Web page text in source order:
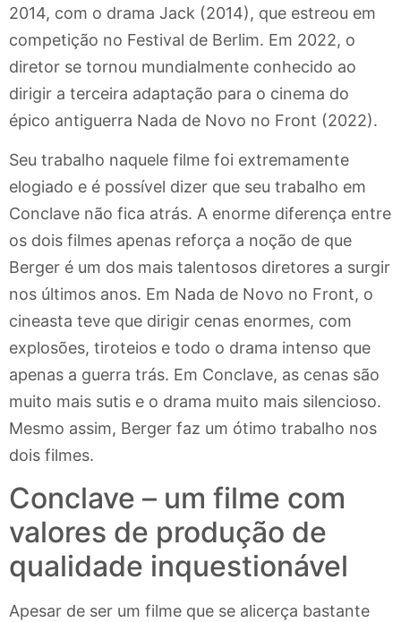
2014, com o drama Jack (2014), que estreou em
competição no Festival de Berlim. Em 2022, o
diretor se tornou mundialmente conhecido ao
dirigir a terceira adaptação para o cinema do
épico antiguerra Nada de Novo no Front (2022).
Seu trabalho naquele filme foi extremamente
elogiado e é possível dizer que seu trabalho em
Conclave não fica atrás. A enorme diferença entre
os dois filmes apenas reforça a noção de que
Berger é um dos mais talentosos diretores a surgir
nos últimos anos. Em Nada de Novo no Front, o
cineasta teve que dirigir cenas enormes, com
explosões, tiroteios e todo o drama intenso que
apenas a guerra trás. Em Conclave, as cenas são
muito mais sutis e o drama muito mais silencioso.
Mesmo assim, Berger faz um ótimo trabalho nos
dois filmes.
Conclave – um filme com
valores de produção de
qualidade inquestionável
Apesar de ser um filme que se alicerça bastante